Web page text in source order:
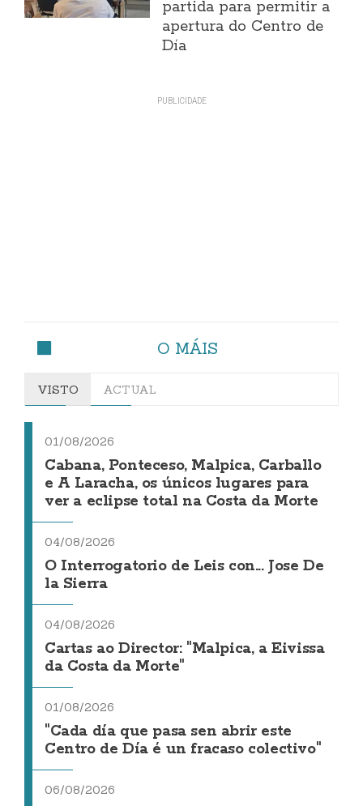
partida para permitir a
apertura do Centro de
Día
O MÁIS
VISTO ACTUAL
01/08/2026
Cabana, Ponteceso, Malpica, Carballo
e A Laracha, os únicos lugares para
ver a eclipse total na Costa da Morte
04/08/2026
O Interrogatorio de Leis con... Jose De
la Sierra
04/08/2026
Cartas ao Director: "Malpica, a Eivissa
da Costa da Morte"
01/08/2026
"Cada día que pasa sen abrir este
Centro de Día é un fracaso colectivo"
06/08/2026